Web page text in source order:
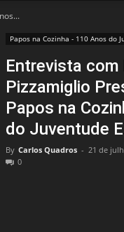
Papos na Cozinha - 110 Anos do
Entrevista com
Pizzamiglio
Papos na
do Juventude
By Carlos Quadros - 21 de
0